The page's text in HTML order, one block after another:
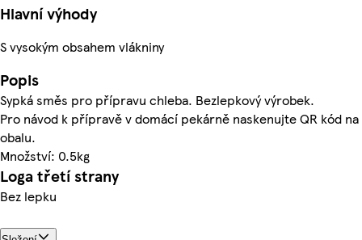
Hlavní výhody
S vysokým obsahem vlákniny
Popis
Sypká směs pro přípravu chleba. Bezlepkový výrobek.
Pro návod k přípravě v domácí pekárně naskenujte QR kód na
obalu.
Množství: 0.5kg
Loga třetí strany
Bez lepku